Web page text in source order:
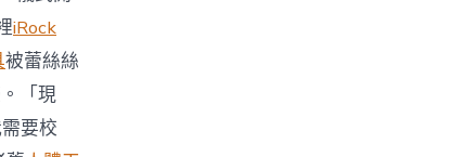
iRock
被蕾絲絲
「現
要校